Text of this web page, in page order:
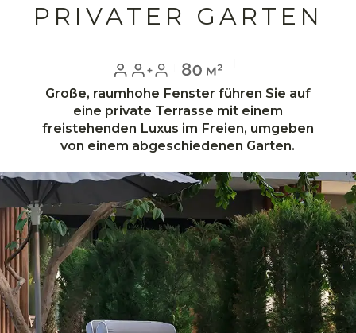
TERRASSE &
JACUZZI
Der Whirlpool auf der Terrasse des
Deluxe-Zimmers schafft ideale
Meerblick zu genießen und/oder ein
Sonnenbad zu nehmen.